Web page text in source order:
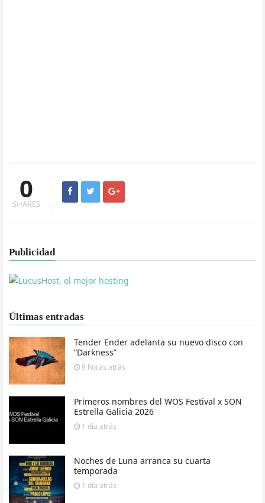
0
SHARES
Publicidad
Últimas entradas
Tender Ender adelanta su nuevo disco con
“Darkness”
9 horas atrás
Primeros nombres del WOS Festival x SON
Estrella Galicia 2026
1 día atrás
Noches de Luna arranca su cuarta
temporada
1 día atrás